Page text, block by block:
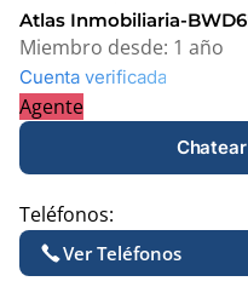
Atlas Inmobiliaria-
Miembro desde: 1 año
Cuenta verificada
Agente
Teléfonos:
Ver Teléfonos